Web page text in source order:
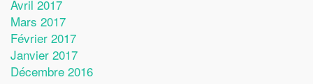
Avril 2017
Mars 2017
Février 2017
Janvier 2017
Décembre 2016